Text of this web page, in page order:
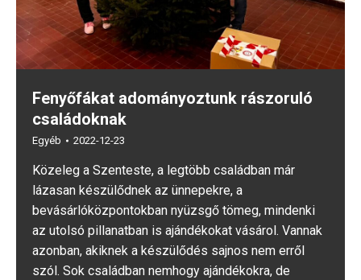
Fenyőfákat adományoztunk rászoruló
családoknak
Egyéb 2022-12-23
Közeleg a Szenteste, a legtöbb családban már
lázasan készülődnek az ünnepekre, a
bevásárlóközpontokban nyüzsgő tömeg, mindenki
az utolsó pillanatban is ajándékokat vásárol. Vannak
azonban, akiknek a készülődés sajnos nem erről
szól. Sok családban nemhogy ajándékokra, de